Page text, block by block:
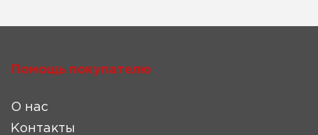
Помощь покупателю
О нас
Контакты